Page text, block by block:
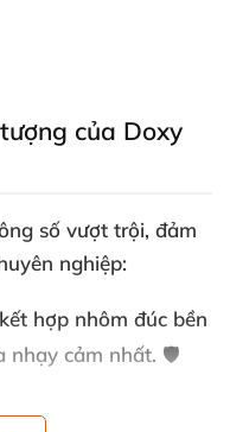
của Doxy
số vượt trội, đảm
nghiệp:
hợp nhôm đúc bền
nhạy cảm nhất. 🛡️
rực rỡ, tạo điểm nhấn